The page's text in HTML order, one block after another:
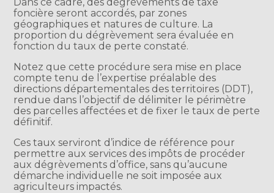
foncière seront accordés, par zones
géographiques et natures de culture. La
proportion du dégrèvement sera évaluée en
fonction du taux de perte constaté.
Notez que cette procédure sera mise en place
compte tenu de l’expertise préalable des
directions départementales des territoires (DDT),
rendue dans l’objectif de délimiter le périmètre
des parcelles affectées et de fixer le taux de perte
définitif.
Ces taux serviront d’indice de référence pour
permettre aux services des impôts de procéder
aux dégrèvements d’office, sans qu’aucune
démarche individuelle ne soit imposée aux
agriculteurs impactés.